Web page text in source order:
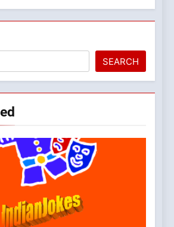
SEARCH
pappu ka joke
FEATURED JOKES